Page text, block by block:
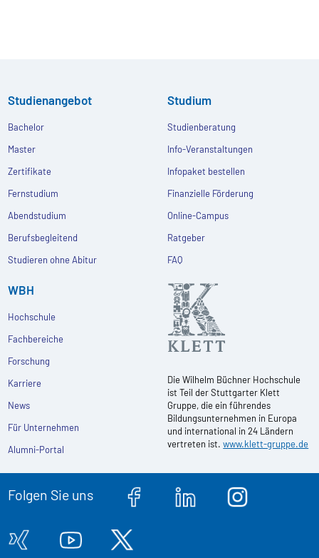
Studienangebot
Bachelor
Master
Zertifikate
Fernstudium
Abendstudium
Berufsbegleitend
Studieren ohne Abitur
Studium
Studienberatung
Info-Veranstaltungen
Infopaket bestellen
Finanzielle Förderung
Online-Campus
Ratgeber
FAQ
WBH
Hochschule
Fachbereiche
Forschung
Karriere
News
Für Unternehmen
Alumni-Portal
Die Wilhelm Büchner Hochschule
ist Teil der Stuttgarter Klett
Gruppe, die ein führendes
Bildungsunternehmen in Europa
und international in 24 Ländern
vertreten ist.www.klett-gruppe.de
Folgen Sie uns